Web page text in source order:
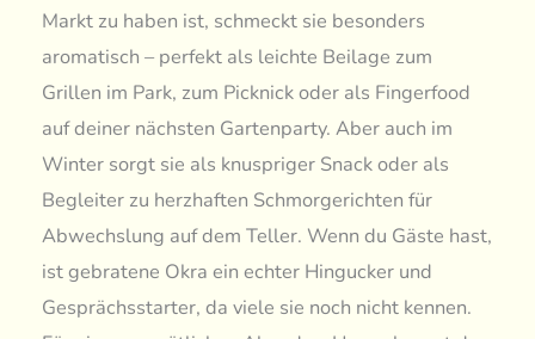
Markt zu haben ist, schmeckt sie besonders
aromatisch – perfekt als leichte Beilage zum
Grillen im Park, zum Picknick oder als Fingerfood
auf deiner nächsten Gartenparty. Aber auch im
Winter sorgt sie als knuspriger Snack oder als
Begleiter zu herzhaften Schmorgerichten für
Abwechslung auf dem Teller. Wenn du Gäste hast,
ist gebratene Okra ein echter Hingucker und
Gesprächsstarter, da viele sie noch nicht kennen.